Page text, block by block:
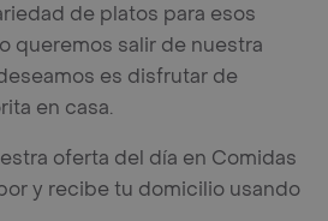
de platos para esos
queremos salir de nuestra
es disfrutar de
en casa.
oferta del día en Comidas
y recibe tu domicilio usando